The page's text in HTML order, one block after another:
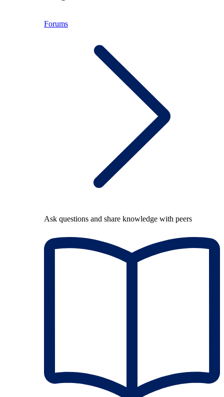
Forums
Ask questions and share knowledge with peers